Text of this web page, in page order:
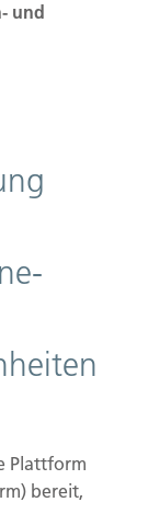
und
Plattform
bereit,